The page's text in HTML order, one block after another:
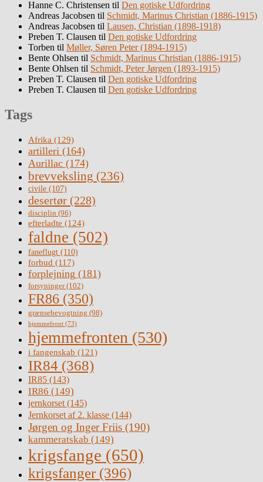
Hanne C. Christensen til Den gotiske Udfordring
Andreas Jacobsen til Schmidt, Marinus Christian (1886-1915)
Andreas Jacobsen til Lausen, Christian (1898-1918)
Preben T. Clausen til Den gotiske Udfordring
Torben til Møller, Søren Peter (1894-1915)
Bente Ohlsen til Schmidt, Marinus Christian (1886-1915)
Bente Ohlsen til Schmidt, Peter Jørgen (1893-1915)
Preben T. Clausen til Den gotiske Udfordring
Preben T. Clausen til Den gotiske Udfordring
Tags
Afrika (129)
artilleri (164)
Aurillac (174)
brevveksling (236)
civile (107)
desertør (228)
disciplin (96)
efterladte (124)
faldne (502)
faneflugt (110)
forbud (117)
forplejning (181)
forsyninger(102)
FR86 (350)
grænsebevogtning (98)
hjemmefront (73)
hjemmefronten (530)
i fangenskab (121)
IR84 (368)
IR85 (143)
IR86 (149)
jernkorset(145)
Jernkorset af 2. klasse (144)
Jørgen og Inger Friis (190)
kammeratskab (149)
krigsfange (650)
krigsfanger (396)